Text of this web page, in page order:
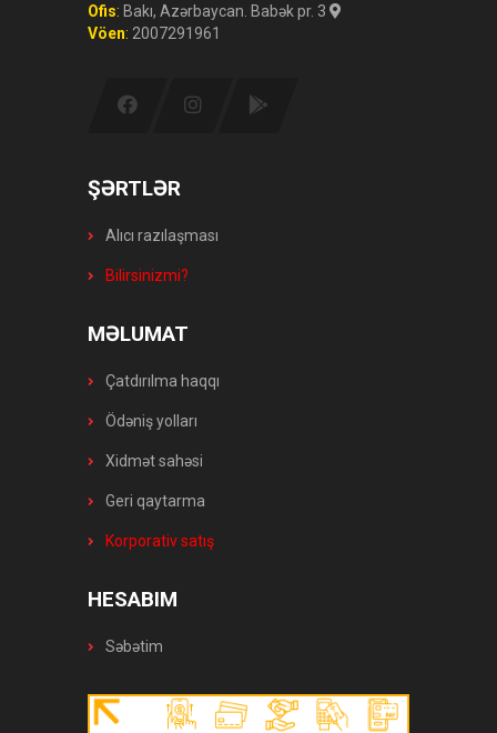
Ofis: Bakı, Azərbaycan. Babək pr. 3
Vöen: 2007291961
ŞƏRTLƏR
Alıcı razılaşması
Bilirsinizmi?
MƏLUMAT
Çatdırılma haqqı
Ödəniş yolları
Xidmət sahəsi
Geri qaytarma
Korporativ satış
HESABIM
Səbətim